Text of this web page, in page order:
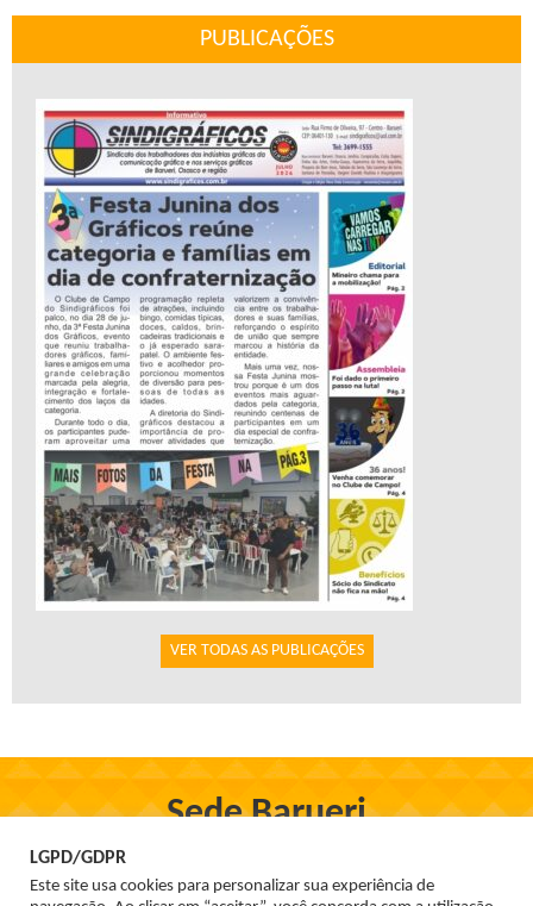
PUBLICAÇÕES
VER TODAS AS PUBLICAÇÕES
Sede Barueri
Rua Firmo de Oliveira, 97, Centro - Barueri
Tel. 3699-1555
LGPD/GDPR
Este site usa cookies para personalizar sua experiência de